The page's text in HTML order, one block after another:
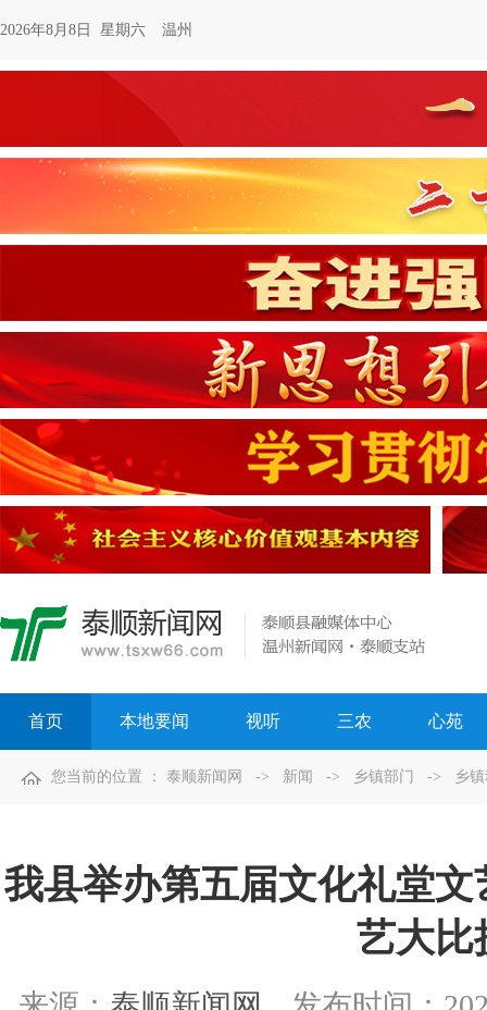
2026年8月8日 星期六 温州
首页 本地要闻 视听 三农 心苑
您当前的位置 ： 泰顺新闻网 -> 新闻 -> 乡镇部门 -> 乡
我县举办第五届文化礼堂
艺大比